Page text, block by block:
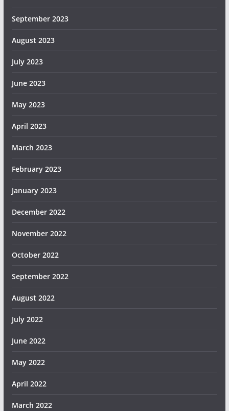
September 2023
August 2023
July 2023
June 2023
May 2023
April 2023
March 2023
February 2023
January 2023
December 2022
November 2022
October 2022
September 2022
August 2022
July 2022
June 2022
May 2022
April 2022
March 2022